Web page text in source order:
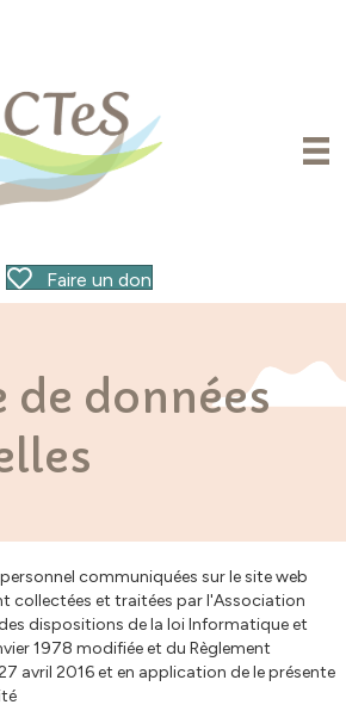
Faire un don
de données
communiquées sur le site web
collectées et traitées par l'Association
dispositions de la loi Informatique et
1978 modifiée et du Règlement
avril 2016 et en application de le présente